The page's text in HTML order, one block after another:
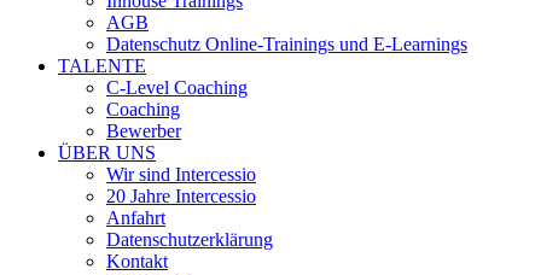
AGB
Datenschutz Online-Trainings und E-Learnings
TALENTE
C-Level Coaching
Coaching
Bewerber
ÜBER UNS
Wir sind Intercessio
20 Jahre Intercessio
Anfahrt
Datenschutzerklärung
Kontakt